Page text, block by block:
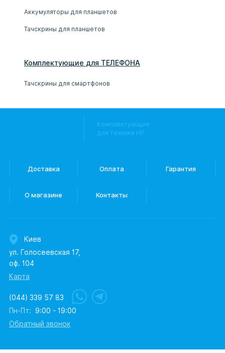
Аккумуляторы для планшетов
Тачскрины для планшетов
Комплектующие для ТЕЛЕФОНА
Тачскрины для смартфонов
Комплектующие
для техники HP
Доставка Оплата Гарантия
О магазине Контакты
Киев
ул. Голосеевская 17,
оф. 104
Карта
(044) 339 57 83
Пн-Пт: 9:00 - 19:00
Обратный звонок